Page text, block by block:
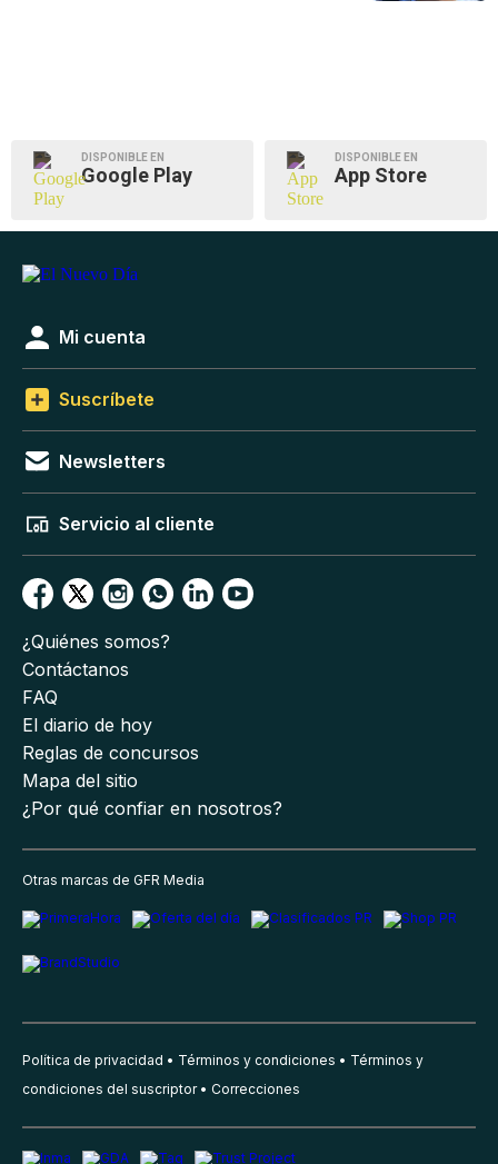
DISPONIBLE EN
Google Play
DISPONIBLE EN
App Store
Mi cuenta
Suscríbete
Newsletters
Servicio al cliente
¿Quiénes somos?
Contáctanos
FAQ
El diario de hoy
Reglas de concursos
Mapa del sitio
¿Por qué confiar en nosotros?
Otras marcas de GFR Media
Política de privacidad Términos y condiciones
Términos y
condiciones del suscriptor
Correcciones